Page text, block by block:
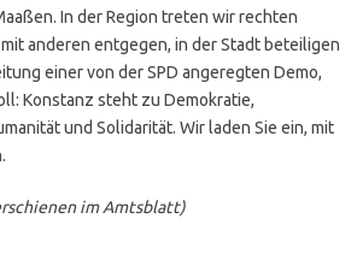
In der Region treten wir rechten
anderen entgegen, in der Stadt beteiligen
einer von der SPD angeregten Demo,
Konstanz steht zu Demokratie,
und Solidarität. Wir laden Sie ein, mit
im Amtsblatt)